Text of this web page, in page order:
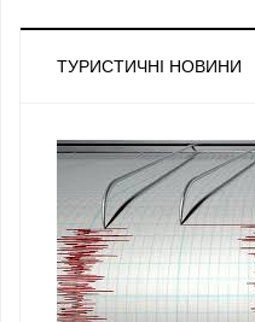
ТУРИСТИЧНІ НОВИНИ